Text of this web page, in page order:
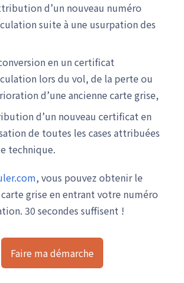
d’un nouveau numéro
suite à une usurpation des
en un certificat
lors du vol, de la perte ou
d’une ancienne carte grise,
d’un nouveau certificat en
de toutes les cases attribuées
technique.
, vous pouvez obtenir le
grise en entrant votre numéro
30 secondes suffisent !
Faire ma démarche